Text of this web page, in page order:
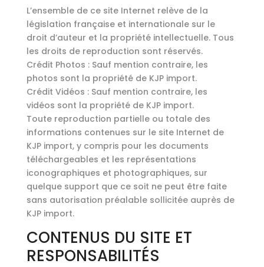
L’ensemble de ce site Internet relève de la
législation française et internationale sur le
droit d’auteur et la propriété intellectuelle. Tous
les droits de reproduction sont réservés.
Crédit Photos : Sauf mention contraire, les
photos sont la propriété de KJP import.
Crédit Vidéos : Sauf mention contraire, les
vidéos sont la propriété de KJP import.
Toute reproduction partielle ou totale des
informations contenues sur le site Internet de
KJP import, y compris pour les documents
téléchargeables et les représentations
iconographiques et photographiques, sur
quelque support que ce soit ne peut être faite
sans autorisation préalable sollicitée auprès de
KJP import.
CONTENUS DU SITE ET
RESPONSABILITÉS